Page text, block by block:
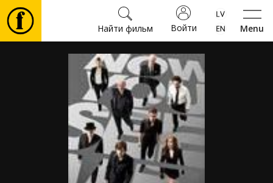
Menu
Войти
Найти фильм
Фильмы
Культура
Мероприятия